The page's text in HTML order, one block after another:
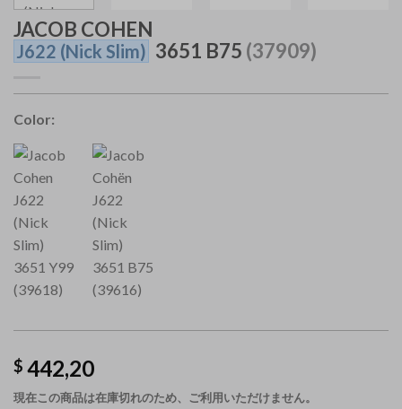
JACOB COHEN
J622 (Nick Slim) 3651 B75 (37909)
Color:
$ 442,20
現在この商品は在庫切れのため、ご利用いただけません。